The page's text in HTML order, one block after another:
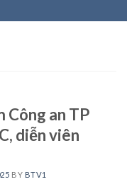
Công an TP
diễn viên
BY BTV1